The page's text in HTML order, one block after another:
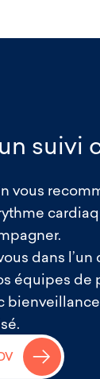
suivi
vous
dans
équipes de
→